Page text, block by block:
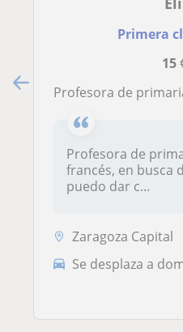
Primera
15
Profesora de primaria, bilingüe en francés, en busca de trabajo. No solo
Profesora de
francés, en busca
puedo dar c...
Zaragoza Capital
Se desplaza a